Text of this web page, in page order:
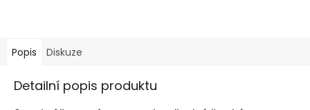
Popis Diskuze
Detailní popis produktu